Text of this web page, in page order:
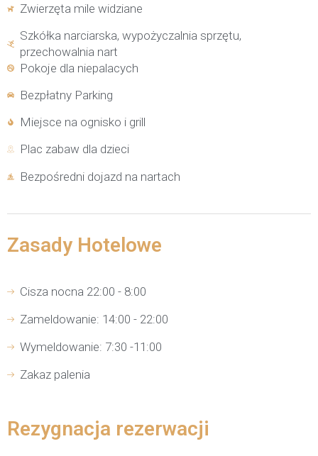
Zwierzęta mile widziane
Szkółka narciarska, wypożyczalnia sprzętu,
przechowalnia nart
Pokoje dla niepalacych
Bezpłatny Parking
Miejsce na ognisko i grill
Plac zabaw dla dzieci
Bezpośredni dojazd na nartach
Zasady Hotelowe
Cisza nocna 22:00 - 8:00
Zameldowanie: 14:00 - 22:00
Wymeldowanie: 7:30 -11:00
Zakaz palenia
Rezygnacja rezerwacji